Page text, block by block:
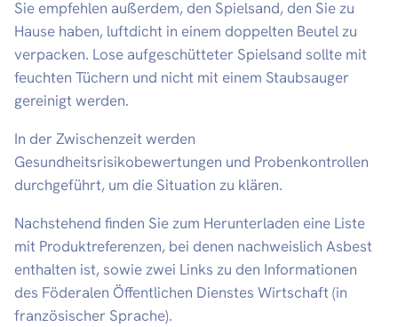
Sie empfehlen außerdem, den Spielsand, den Sie zu
Hause haben, luftdicht in einem doppelten Beutel zu
verpacken. Lose aufgeschütteter Spielsand sollte mit
feuchten Tüchern und nicht mit einem Staubsauger
gereinigt werden.
In der Zwischenzeit werden
Gesundheitsrisikobewertungen und Probenkontrollen
durchgeführt, um die Situation zu klären.
Nachstehend finden Sie zum Herunterladen eine Liste
mit Produktreferenzen, bei denen nachweislich Asbest
enthalten ist, sowie zwei Links zu den Informationen
des Föderalen Öffentlichen Dienstes Wirtschaft (in
französischer Sprache).